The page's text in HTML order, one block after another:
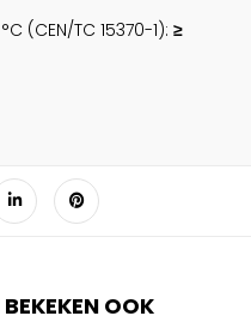
(CEN/TC 15370-1): ≥